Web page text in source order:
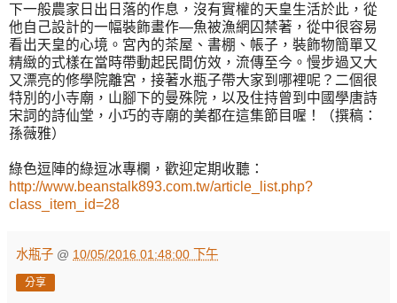
下一般農家日出日落的作息，沒有實權的天皇生活於此，從
他自己設計的一幅裝飾畫作—魚被漁網囚禁著，從中很容易
看出天皇的心境。宮內的茶屋、書棚、帳子，裝飾物簡單又
精緻的式樣在當時帶動起民間仿效，流傳至今。慢步過又大
又漂亮的修學院離宮，接著水瓶子帶大家到哪裡呢？二個很
特別的小寺廟，山腳下的曼殊院，以及住持曾到中國學唐詩
宋詞的詩仙堂，小巧的寺廟的美都在這集節目喔！（撰稿：
孫薇雅）
綠色逗陣的綠逗冰專欄，歡迎定期收聽：
http://www.beanstalk893.com.tw/article_list.php?
class_item_id=28
水瓶子 @ 10/05/2016 01:48:00 下午
分享